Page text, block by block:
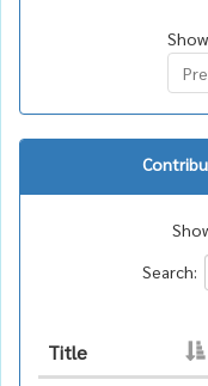
Search:
Title